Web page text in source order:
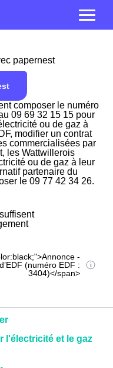
papernest
composer le numéro
09 69 32 15 15 pour
ou de gaz à
modifier un contrat
commercialisées par
les Wattwillerois
ou de gaz à leur
partenaire du
le 09 77 42 34 26.
-
(numéro EDF :
3404)</span>
l'électricité et le gaz